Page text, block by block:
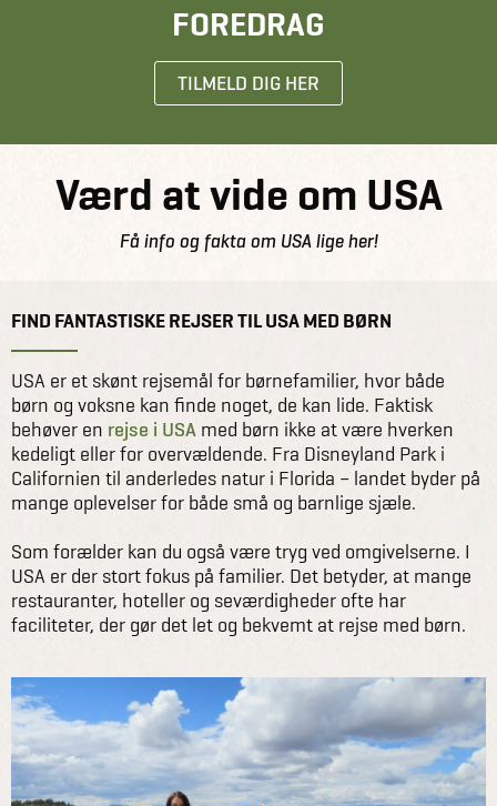
FOREDRAG
TILMELD DIG HER
Værd at vide om USA
Få info og fakta om USA lige her!
FIND FANTASTISKE REJSER TIL USA MED BØRN
USA er et skønt rejsemål for børnefamilier, hvor både
børn og voksne kan finde noget, de kan lide. Faktisk
behøver en rejse i USA med børn ikke at være hverken
kedeligt eller for overvældende. Fra Disneyland Park i
Californien til anderledes natur i Florida – landet byder på
mange oplevelser for både små og barnlige sjæle.
Som forælder kan du også være tryg ved omgivelserne. I
USA er der stort fokus på familier. Det betyder, at mange
restauranter, hoteller og seværdigheder ofte har
faciliteter, der gør det let og bekvemt at rejse med børn.